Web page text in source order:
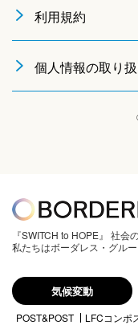
利用規約
個人情報の取り
『SWITCH to HOPE』 社会
私たちはボーダレス・グルー
気候変動
POST&POST LFCコンポ